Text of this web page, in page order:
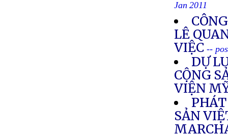
Jan 2011
LÊ
VIỆC --
DỰ
CỘNG
VIỆN
SẢN